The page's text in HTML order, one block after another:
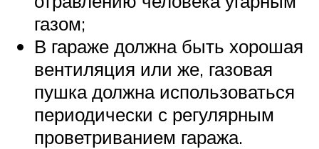
газом;
В гараже должна быть хорошая
вентиляция или же, газовая
пушка должна использоваться
периодически с регулярным
проветриванием гаража.